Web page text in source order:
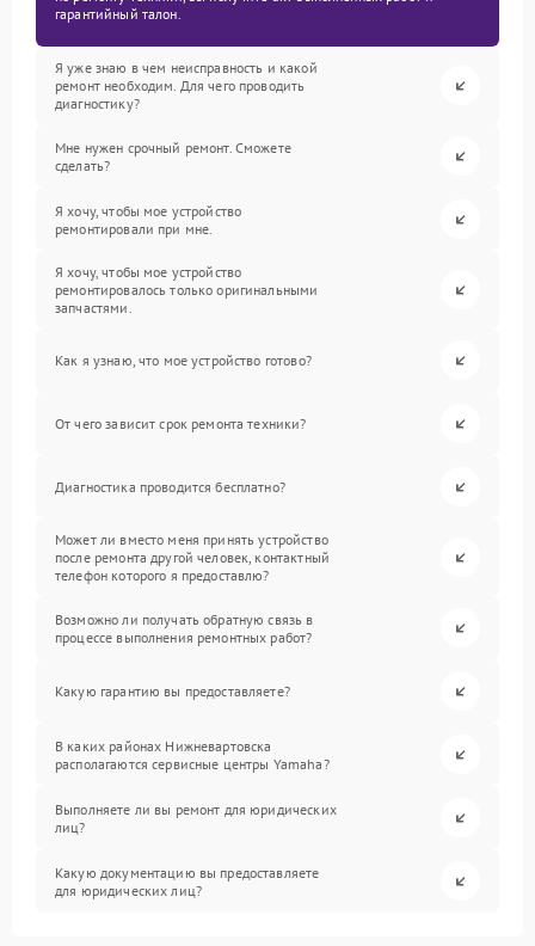
гарантийный талон.
Я уже знаю в чем неисправность и какой
ремонт необходим. Для чего проводить
диагностику?
Мне нужен срочный ремонт. Сможете
сделать?
Я хочу, чтобы мое устройство
ремонтировали при мне.
Я хочу, чтобы мое устройство
ремонтировалось только оригинальными
запчастями.
Как я узнаю, что мое устройство готово?
От чего зависит срок ремонта техники?
Диагностика проводится бесплатно?
Может ли вместо меня принять устройство
после ремонта другой человек, контактный
телефон которого я предоставлю?
Возможно ли получать обратную связь в
процессе выполнения ремонтных работ?
Какую гарантию вы предоставляете?
В каких районах Нижневартовска
располагаются сервисные центры Yamaha?
Выполняете ли вы ремонт для юридических
лиц?
Какую документацию вы предоставляете
для юридических лиц?